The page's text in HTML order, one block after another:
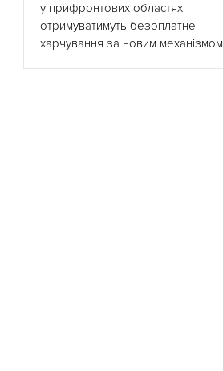
у прифронтових областях
отримуватимуть безоплатне
харчування за новим механізмом